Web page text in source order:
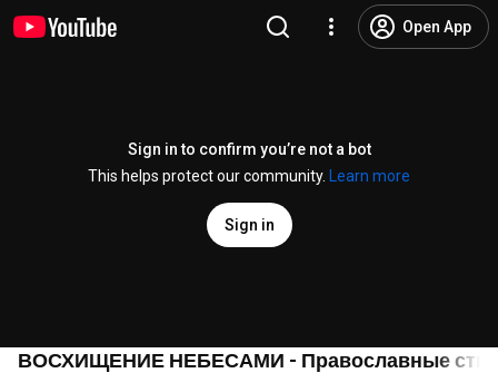
Open App
Sign in to confirm you’re not a bot
This helps protect our community.
Learn more
Sign in
ВОСХИЩЕНИЕ НЕБЕСАМИ - Православные